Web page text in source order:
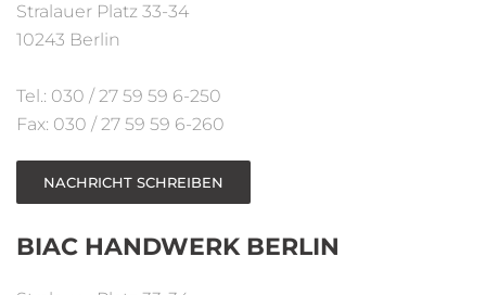
Stralauer Platz 33-34
10243 Berlin
Tel.: 030 / 27 59 59 6-250
Fax: 030 / 27 59 59 6-260
NACHRICHT SCHREIBEN
BIAC HANDWERK BERLIN